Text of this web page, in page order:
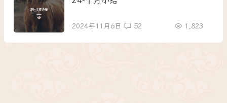
2024年11月6日 1,823
52